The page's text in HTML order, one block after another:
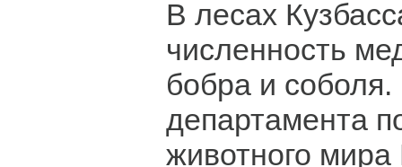
В лесах
численность
бобра и
департамента
животного